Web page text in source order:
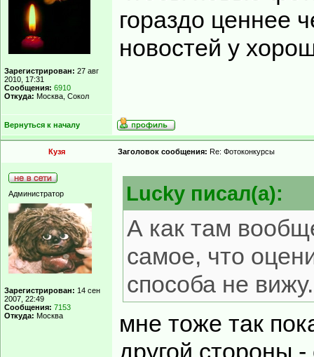
Зарегистрирован: 27 авг
2010, 17:31
Сообщения: 6910
Откуда: Москва, Сокол
гораздо ценнее
новостей у
Вернуться к началу
Кузя Заголовок сообщения: Re: Фотоконкурсы
Администратор
Зарегистрирован: 14 сен
2007, 22:49
Сообщения: 7153
Откуда: Москва
Lucky писал(а):
А как там
самое, что
способа не вижу.
мне тоже так
другой стороны